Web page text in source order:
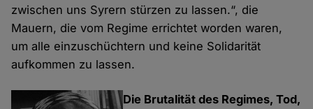
zwischen uns Syrern stürzen zu lassen.“, die
Mauern, die vom Regime errichtet worden waren,
um alle einzuschüchtern und keine Solidarität
aufkommen zu lassen.
Die Brutalität des Regimes, Tod,